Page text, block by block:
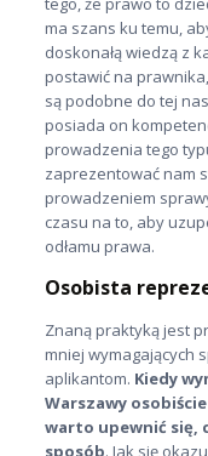
ma szans ku temu,
doskonałą wiedzą z
postawić na
są podobne do tej
posiada on
prowadzenia tego
zaprezentować nam
prowadzeniem
czasu na to, aby
odłamu prawa.
Osobista
Znaną praktyką jest
mniej wymagających
aplikantom. Kiedy
Warszawy
warto upewnić się,